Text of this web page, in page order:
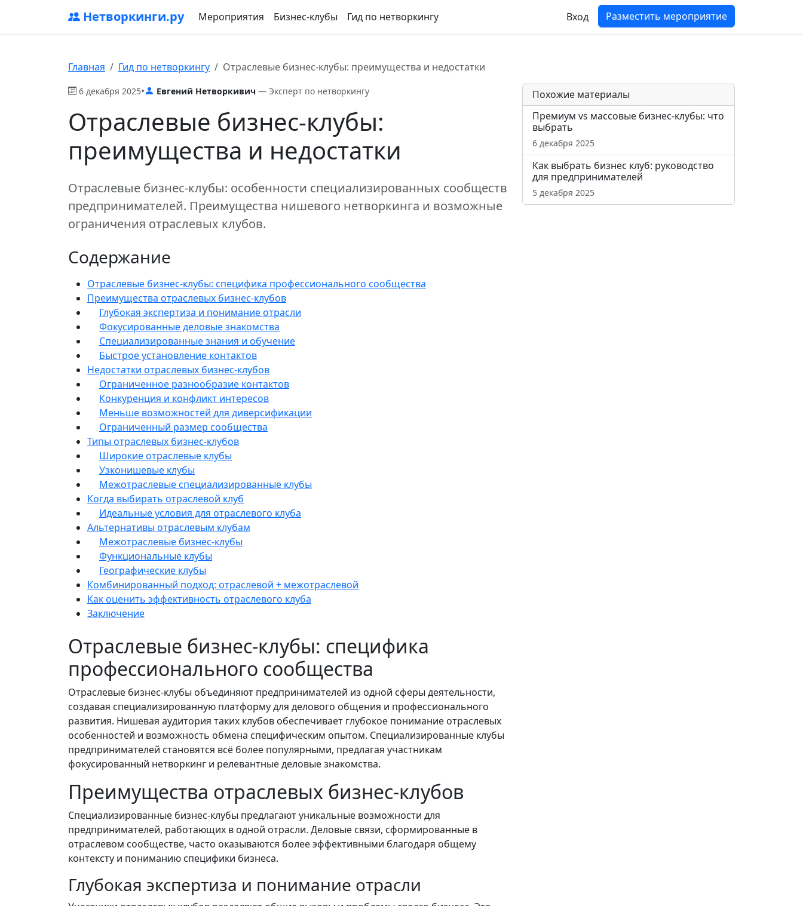
Нетворкинги.ру Мероприятия Бизнес-клубы Гид по нетворкингу Вход Разместить мероприятие
Главная Гид по нетворкингу Отраслевые бизнес-клубы: преимущества и недостатки
6 декабря 2025• Евгений Нетворкивич — Эксперт по нетворкингу
Отраслевые бизнес-клубы:
преимущества и недостатки
Отраслевые бизнес-клубы: особенности специализированных сообществ
предпринимателей. Преимущества нишевого нетворкинга и возможные
ограничения отраслевых клубов.
Содержание
Отраслевые бизнес-клубы: специфика профессионального сообщества
Преимущества отраслевых бизнес-клубов
Глубокая экспертиза и понимание отрасли
Фокусированные деловые знакомства
Специализированные знания и обучение
Быстрое установление контактов
Недостатки отраслевых бизнес-клубов
Ограниченное разнообразие контактов
Конкуренция и конфликт интересов
Меньше возможностей для диверсификации
Ограниченный размер сообщества
Типы отраслевых бизнес-клубов
Широкие отраслевые клубы
Узконишевые клубы
Межотраслевые специализированные клубы
Когда выбирать отраслевой клуб
Идеальные условия для отраслевого клуба
Альтернативы отраслевым клубам
Межотраслевые бизнес-клубы
Функциональные клубы
Географические клубы
Комбинированный подход: отраслевой + межотраслевой
Как оценить эффективность отраслевого клуба
Заключение
Отраслевые бизнес-клубы: специфика
профессионального сообщества
Отраслевые бизнес-клубы объединяют предпринимателей из одной сферы деятельности,
создавая специализированную платформу для делового общения и профессионального
развития. Нишевая аудитория таких клубов обеспечивает глубокое понимание отраслевых
особенностей и возможность обмена специфическим опытом. Специализированные клубы
предпринимателей становятся всё более популярными, предлагая участникам
фокусированный нетворкинг и релевантные деловые знакомства.
Преимущества отраслевых бизнес-клубов
Специализированные бизнес-клубы предлагают уникальные возможности для
предпринимателей, работающих в одной отрасли. Деловые связи, сформированные в
отраслевом сообществе, часто оказываются более эффективными благодаря общему
контексту и пониманию специфики бизнеса.
Глубокая экспертиза и понимание отрасли
Похожие материалы
Премиум vs массовые бизнес-клубы: что
выбрать
6 декабря 2025
Как выбрать бизнес клуб: руководство
для предпринимателей
5 декабря 2025